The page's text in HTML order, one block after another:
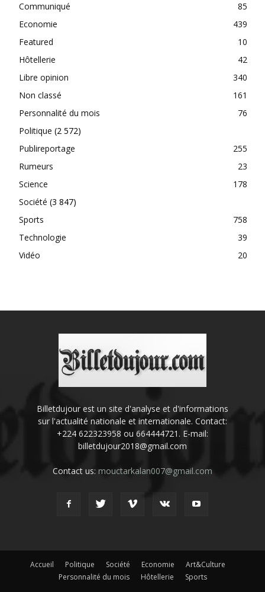
Communiqué
85
Economie
439
Featured
10
Hôtellerie
42
Libre opinion
340
Non classé
161
Personnalité du mois
76
Politique (2 572)
Publireportage
255
Rumeurs
23
Science
178
Société (3 847)
Sports
758
Technologie
39
Vidéo
20
Billetdujour est un site d'analyse et d'informations
sur l'actualité nationale et internationale. Contact:
+224 622323958 ou 664444721. E-mail:
billetdujour2018@gmail.com
Contact us: mouctarkalan007@gmail.com
Accueil Politique Société Economie
Art&Culture
Personnalité du mois
Hôtellerie Sports